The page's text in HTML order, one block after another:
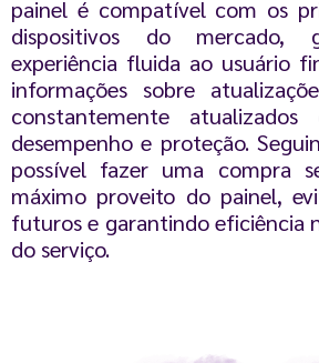
painel é compatível com os
dispositivos do mercado,
experiência fluida ao usuário
informações sobre
constantemente
desempenho e proteção.
possível fazer uma compra
máximo proveito do painel,
futuros e garantindo eficiência
do serviço.